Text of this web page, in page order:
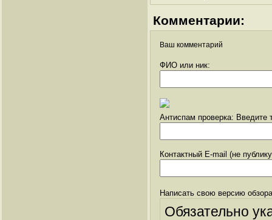
Комментарии:
Ваш комментарий
ФИО или ник:
Антиспам проверка: Введите
Контактный E-mail (не
Написать свою версию
Обязательно